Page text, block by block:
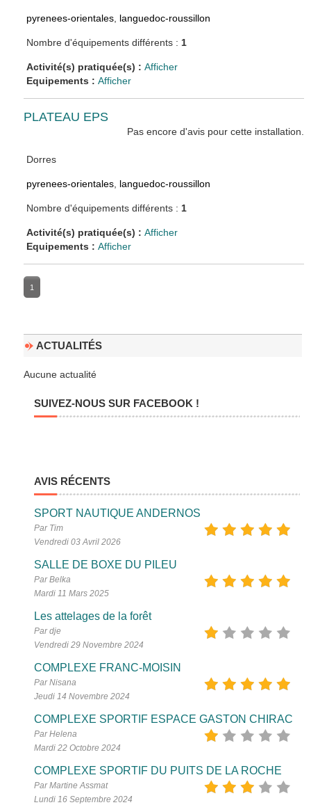
pyrenees-orientales languedoc-roussillon
Nombre d'équipements différents : 1
Activité(s) pratiquée(s) :Afficher
Equipements :Afficher
PLATEAU EPS
Pas encore d'avis pour cette installation.
Dorres
pyrenees-orientales languedoc-roussillon
Nombre d'équipements différents : 1
Activité(s) pratiquée(s) :Afficher
Equipements :Afficher
1
ACTUALITÉS
Aucune actualité
SUIVEZ-NOUS SUR FACEBOOK !
AVIS RÉCENTS
SPORT NAUTIQUE ANDERNOS
Par Tim
Vendredi 03 Avril 2026
SALLE DE BOXE DU PILEU
Par Belka
Mardi 11 Mars 2025
Les attelages de la forêt
Par dje
Vendredi 29 Novembre 2024
COMPLEXE FRANC-MOISIN
Par Nisana
Jeudi 14 Novembre 2024
COMPLEXE SPORTIF ESPACE GASTON CHIRAC
Par Helena
Mardi 22 Octobre 2024
COMPLEXE SPORTIF DU PUITS DE LA ROCHE
Par Martine Assmat
Lundi 16 Septembre 2024